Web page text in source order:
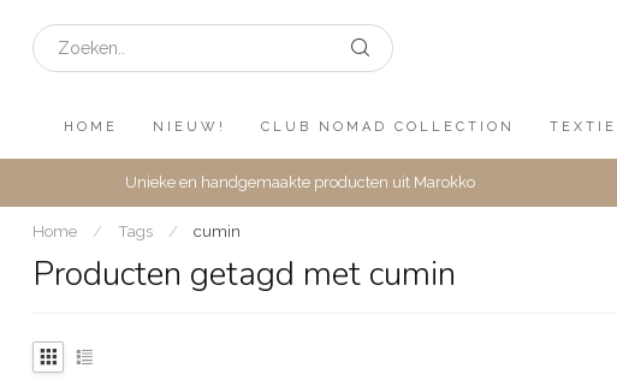
HOME NIEUW! CLUB NOMAD COLLECTION
Unieke en handgemaakte producten uit Marokko
Home / Tags / cumin
Producten getagd met cumin